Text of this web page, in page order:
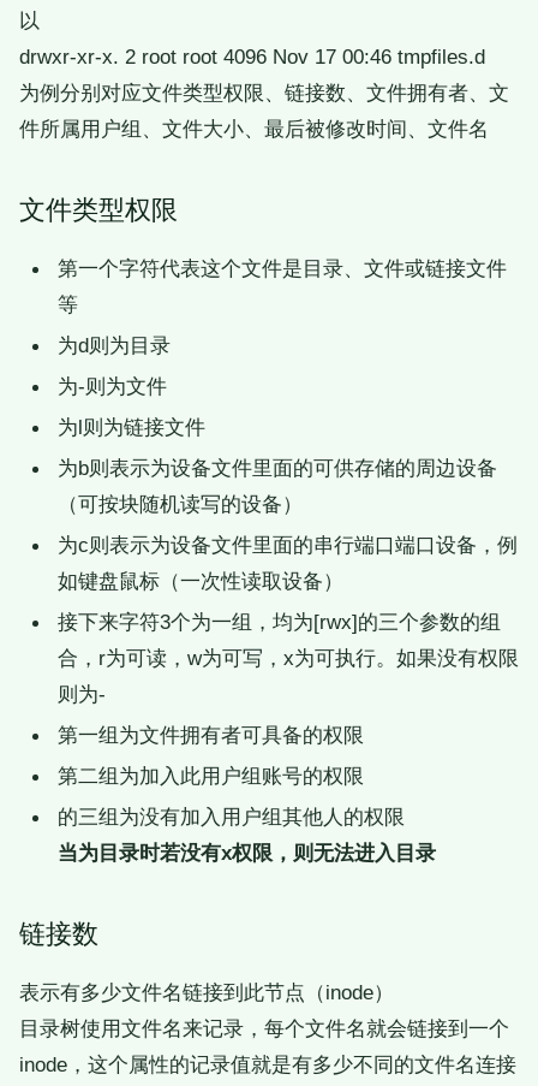
以
drwxr-xr-x. 2 root root 4096 Nov 17 00:46 tmpfiles.d
为例分别对应文件类型权限、链接数、文件拥有者、文
件所属用户组、文件大小、最后被修改时间、文件名
文件类型权限
第一个字符代表这个文件是目录、文件或链接文件
等
为d则为目录
为-则为文件
为l则为链接文件
为b则表示为设备文件里面的可供存储的周边设备
（可按块随机读写的设备）
为c则表示为设备文件里面的串行端口端口设备，例
如键盘鼠标（一次性读取设备）
接下来字符3个为一组，均为[rwx]的三个参数的组
合，r为可读，w为可写，x为可执行。如果没有权限
则为-
第一组为文件拥有者可具备的权限
第二组为加入此用户组账号的权限
的三组为没有加入用户组其他人的权限
当为目录时若没有x权限，则无法进入目录
链接数
表示有多少文件名链接到此节点（inode）
目录树使用文件名来记录，每个文件名就会链接到一个
inode，这个属性的记录值就是有多少不同的文件名连接